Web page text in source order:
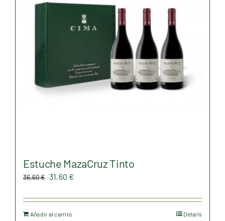
Estuche MazaCruz Tinto
36,60€ El
original
era:
31,60 €
actual
Añadir al carrito Details